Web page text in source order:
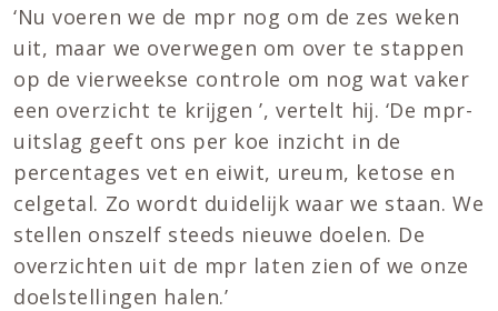
‘Nu voeren we de mpr nog om de zes weken
uit, maar we overwegen om over te stappen
op de vierweekse controle om nog wat vaker
een overzicht te krĳgen ’, vertelt hĳ. ‘De mpr-
uitslag geeft ons per koe inzicht in de
percentages vet en eiwit, ureum, ketose en
celgetal. Zo wordt duidelĳk waar we staan. We
stellen onszelf steeds nieuwe doelen. De
overzichten uit de mpr laten zien of we onze
doelstellingen halen.’